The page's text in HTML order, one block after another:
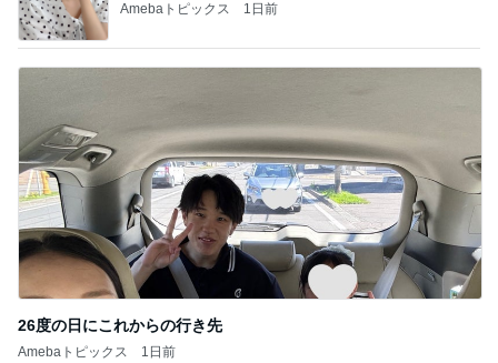
26度の日にこれからの行き先
Amebaトピックス 1日前
記事を読む